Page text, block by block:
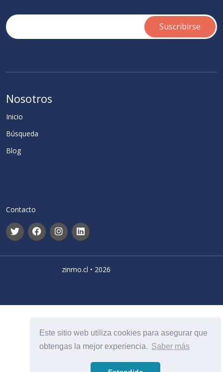
Este sitio web utiliza cookies para asegurar que
obtengas la mejor experiencia. Saber más
Nosotros
Inicio
Búsqueda
Blog
Contacto
zinmo.cl • 2026